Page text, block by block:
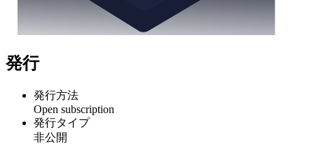
発行
発行方法
Open subscription
発行タイプ
非公開